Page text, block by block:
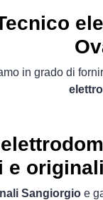
in grado di
e originali
Sangiorgioe